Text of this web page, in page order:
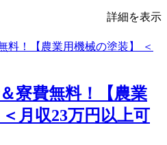
詳細を表示
寮費無料！【農業
月収23万円以上可